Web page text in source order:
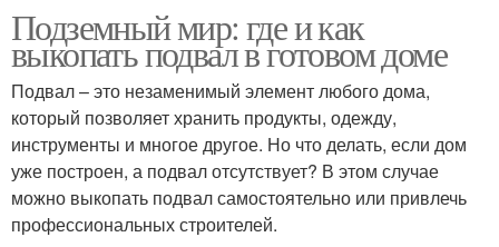
Подземный мир: где и как
выкопать подвал в готовом доме
Подвал – это незаменимый элемент любого дома,
который позволяет хранить продукты, одежду,
инструменты и многое другое. Но что делать, если дом
уже построен, а подвал отсутствует? В этом случае
можно выкопать подвал самостоятельно или привлечь
профессиональных строителей.